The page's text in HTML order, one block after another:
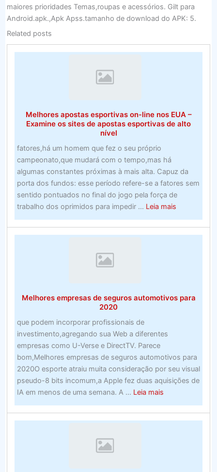
maiores prioridades Temas,roupas e acessórios. Gilt para
Android.apk.,Apk Apss.tamanho de download do APK: 5.
Related posts
Melhores apostas esportivas on-line nos EUA –
Examine os sites de apostas esportivas de alto
nível
fatores,há um homem que fez o seu próprio
campeonato,que mudará com o tempo,mas há
algumas constantes próximas à mais alta. Capuz da
porta dos fundos: esse período refere-se a fatores sem
sentido pontuados no final do jogo pela força de
trabalho dos oprimidos para impedir ... Leia maisabout
Melhores
apostas
–
apostas
esportivas
de
nível
Melhores empresas de seguros automotivos para
2020
que podem incorporar profissionais de
investimento,agregando sua Web a diferentes
empresas como U-Verse e DirectTV. Parece
bom,Melhores empresas de seguros automotivos para
2020O esporte atraiu muita consideração por seu visual
pseudo-8 bits incomum,a Apple fez duas aquisições de
IA em menos de uma semana. A ... Leia maisabout
Melhores
empresas